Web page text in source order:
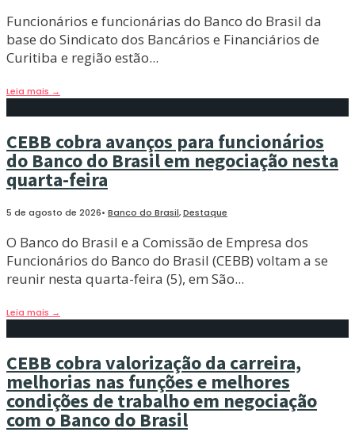
Funcionários e funcionárias do Banco do Brasil da
base do Sindicato dos Bancários e Financiários de
Curitiba e região estão...
Leia mais →
CEBB cobra avanços para funcionários
do Banco do Brasil em negociação nesta
quarta-feira
5 de agosto de 2026• Banco do Brasil,Destaque
O Banco do Brasil e a Comissão de Empresa dos
Funcionários do Banco do Brasil (CEBB) voltam a se
reunir nesta quarta-feira (5), em São...
Leia mais →
CEBB cobra valorização da carreira,
melhorias nas funções e melhores
condições de trabalho em negociação
com o Banco do Brasil